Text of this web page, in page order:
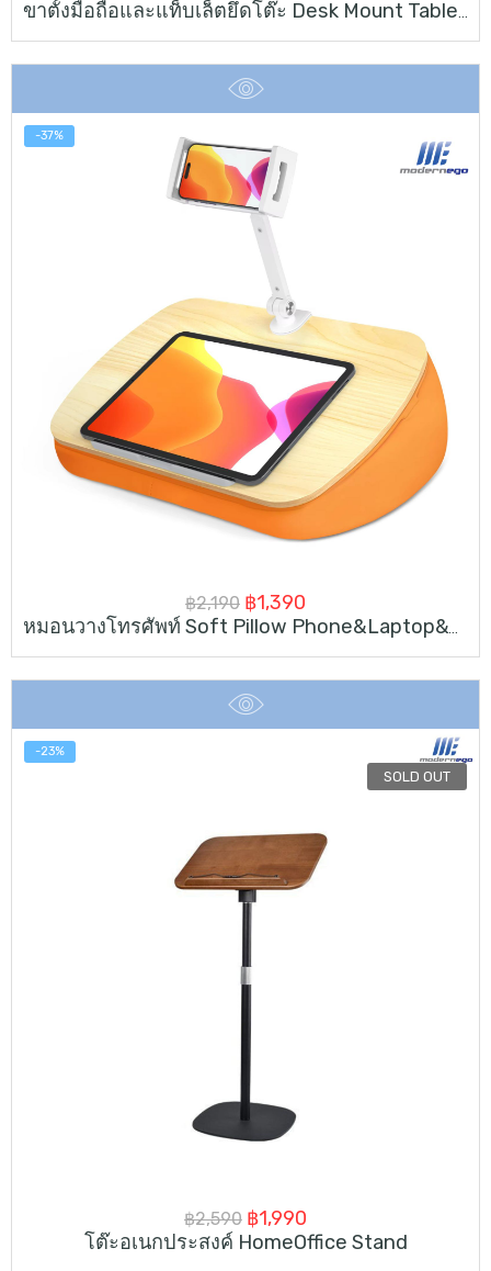
price
฿1,590.
price
ขาตั้งมือถือและแท็บเล็ตยึดโต๊ะ Desk Mount Tablet Stand
-37%
฿2,190 Original
price
฿2,190.
฿1,390
price
หมอนวางโทรศัพท์ Soft Pillow Phone&Laptop&Tablet Stand
SOLD OUT
-23%
฿2,590 Original
price
฿1,990
price
โต๊ะอเนกประสงค์ HomeOffice Stand